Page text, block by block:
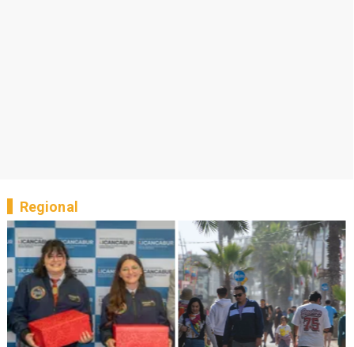
Regional